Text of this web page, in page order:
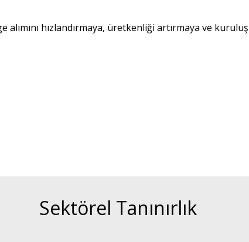
hızlandırmaya, üretkenliği artırmaya ve
Sektörel Tanınırlık